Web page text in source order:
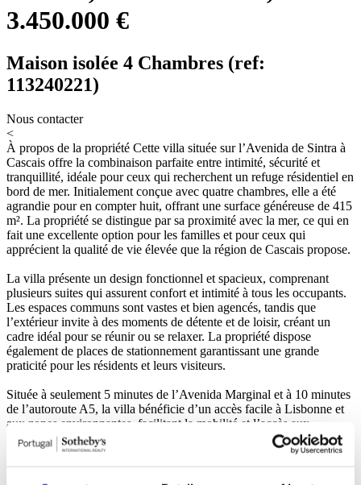
3.450.000 €
Maison isolée 4 Chambres (ref:
113240221)
Nous contacter
<
À propos de la propriété Cette villa située sur l’Avenida de Sintra à
Cascais offre la combinaison parfaite entre intimité, sécurité et
tranquillité, idéale pour ceux qui recherchent un refuge résidentiel en
bord de mer. Initialement conçue avec quatre chambres, elle a été
agrandie pour en compter huit, offrant une surface généreuse de 415
m². La propriété se distingue par sa proximité avec la mer, ce qui en
fait une excellente option pour les familles et pour ceux qui
apprécient la qualité de vie élevée que la région de Cascais propose.
La villa présente un design fonctionnel et spacieux, comprenant
plusieurs suites qui assurent confort et intimité à tous les occupants.
Les espaces communs sont vastes et bien agencés, tandis que
l’extérieur invite à des moments de détente et de loisir, créant un
cadre idéal pour se réunir ou se relaxer. La propriété dispose
également de places de stationnement garantissant une grande
praticité pour les résidents et leurs visiteurs.
Située à seulement 5 minutes de l’Avenida Marginal et à 10 minutes
de l’autoroute A5, la villa bénéficie d’un accès facile à Lisbonne et
aux zones environnantes, facilitant la mobilité et l’accès aux
principaux centres urbains. De plus, à moins de 5 minutes en voiture
se trouvent des gares, des restaurants, des écoles et des
supermarchés, assurant un mode de vie pratique et confortable.